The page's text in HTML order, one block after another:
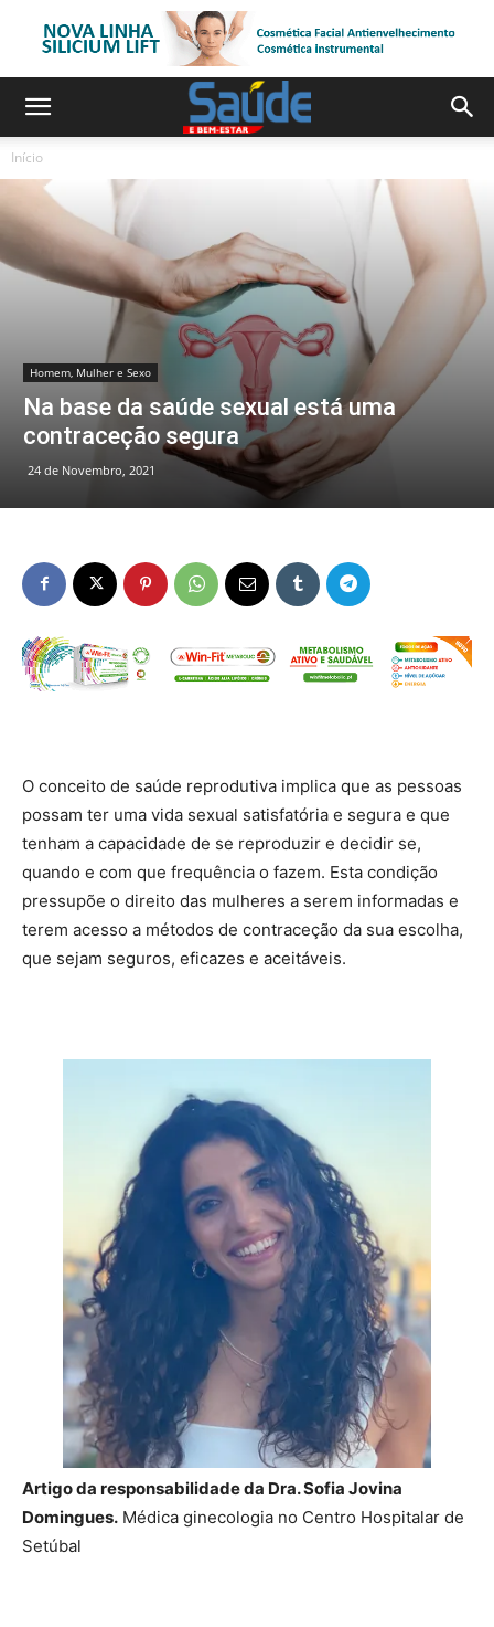
Início
Homem, Mulher e Sexo
Na base da saúde sexual está uma
contraceção segura
24 de Novembro, 2021
O conceito de saúde reprodutiva implica que as pessoas
possam ter uma vida sexual satisfatória e segura e que
tenham a capacidade de se reproduzir e decidir se,
quando e com que frequência o fazem. Esta condição
pressupõe o direito das mulheres a serem informadas e
terem acesso a métodos de contraceção da sua escolha,
que sejam seguros, eficazes e aceitáveis.
Artigo da responsabilidade da Dra. Sofia Jovina
Domingues. Médica ginecologia no Centro Hospitalar de
Setúbal